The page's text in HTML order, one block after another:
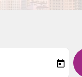
today